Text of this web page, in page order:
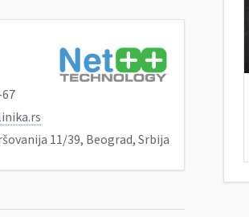
11/39, Beograd, Srbija